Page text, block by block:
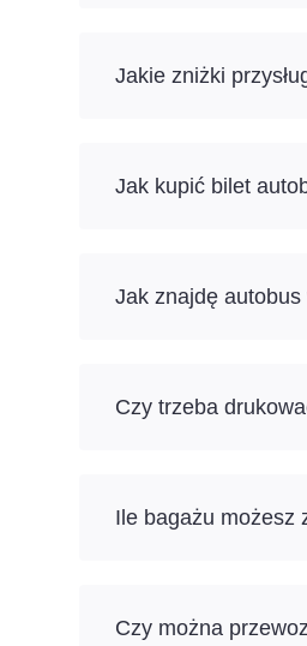
Jakie zniżki
Jak kupić bilet
Jak znajdę
Czy trzeba
Ile bagażu możesz
Czy można